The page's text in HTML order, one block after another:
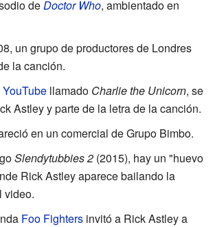
deDoctor Who, ambientado en
un grupo de productores de Londres
la canción.
YouTube llamado Charlie the Unicorn, se
Astley y parte de la letra de la canción.
en un comercial de Grupo Bimbo.
Slendytubbies 2 (2015), hay un "huevo
Rick Astley aparece bailando la
video.
Foo Fighters invitó a Rick Astley a